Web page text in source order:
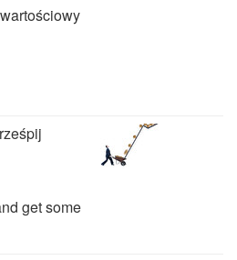
get some